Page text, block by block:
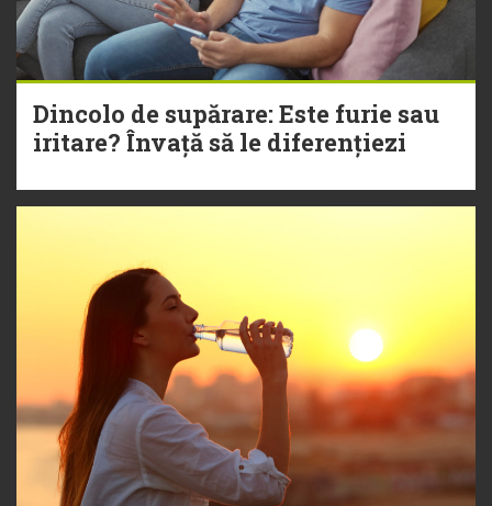
Dincolo de supărare: Este furie sau
iritare? Învață să le diferențiezi